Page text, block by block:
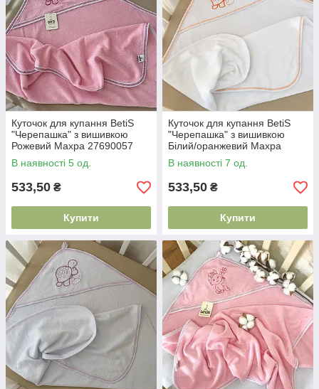
Куточок для купання BetiS
"Черепашка" з вишивкою
Рожевий Махра 27690057
75*90 см
В наявності 5 од.
533,50 ₴
Купити
Куточок для купання BetiS
"Черепашка" з вишивкою
Білий/оранжевий Махра
27687964 75*90 см
В наявності 7 од.
533,50 ₴
Купити